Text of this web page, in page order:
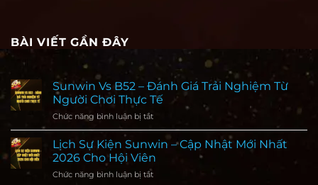
BÀI VIẾT GẦN ĐÂY
Sunwin Vs B52 – Đánh Giá Trải Nghiệm Từ
Người Chơi Thực Tế
Chức năng bình luận bị tắt
Sunwin
Vs
–
Lịch Sự Kiện Sunwin – Cập Nhật Mới Nhất
2026 Cho Hội Viên
Chức năng bình luận bị tắt